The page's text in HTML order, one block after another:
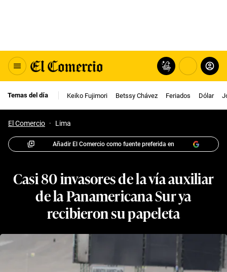
Temas del día Keiko Fujimori Betssy Chávez Feriados Dólar
El Comercio · Lima
Añadir El Comercio como fuente preferida en
Casi 80 invasores de la vía auxiliar
de la Panamericana Sur ya
recibieron su papeleta